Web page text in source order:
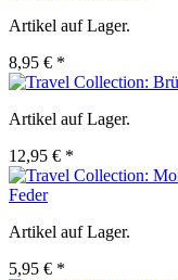
Artikel auf Lager.
8,95 € *
Artikel auf Lager.
12,95 € *
Feder
Artikel auf Lager.
5,95 € *